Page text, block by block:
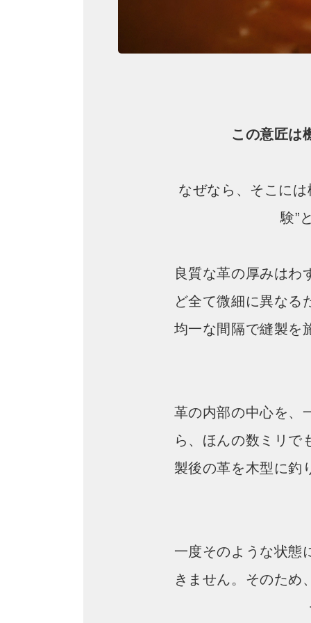
この意匠は
なぜなら、そこに
験”
良質な革の厚みはわ
ど全て微細に異なる
均一な間隔で縫製を
革の内部の中心を、
ら、ほんの数ミリで
製後の革を木型に釣
一度そのような状態
きません。そのため